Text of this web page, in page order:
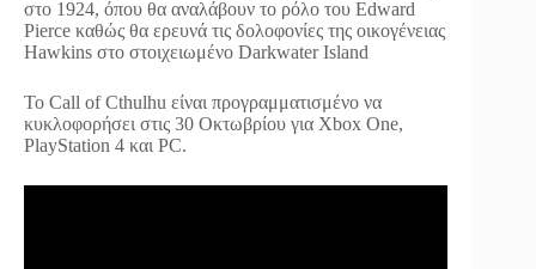
στο 1924, όπου θα αναλάβουν το ρόλο του Edward
Pierce καθώς θα ερευνά τις δολοφονίες της οικογένειας
Hawkins στο στοιχειωμένο Darkwater Island
Το Call of Cthulhu είναι προγραμματισμένο να
κυκλοφορήσει στις 30 Οκτωβρίου για Xbox One,
PlayStation 4 και PC.